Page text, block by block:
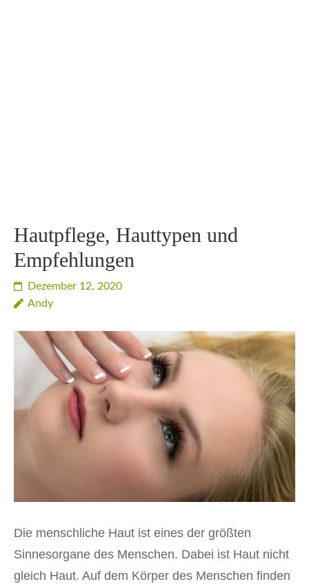
Hautpflege, Hauttypen und
Empfehlungen
Dezember 12, 2020
Andy
Die menschliche Haut ist eines der größten
Sinnesorgane des Menschen. Dabei ist Haut nicht
gleich Haut. Auf dem Körper des Menschen finden